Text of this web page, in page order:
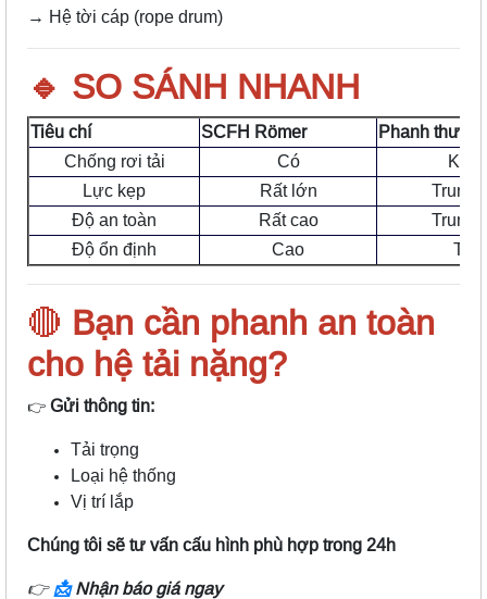
→ Hệ tời cáp (rope drum)
🔹 SO SÁNH NHANH
Tiêu chí SCFH Römer
Phanh
Chống rơi tải
Có
Lực kẹp
Rất lớn
Trung
Độ an toàn
Rất cao
Trung
Độ ổn định
Cao
🔴 Bạn cần phanh an toàn
cho hệ tải nặng?
👉 Gửi thông tin:
Tải trọng
Loại hệ thống
Vị trí lắp
Chúng tôi sẽ tư vấn cấu hình phù hợp trong 24h
👉 📩Nhận báo giá ngay